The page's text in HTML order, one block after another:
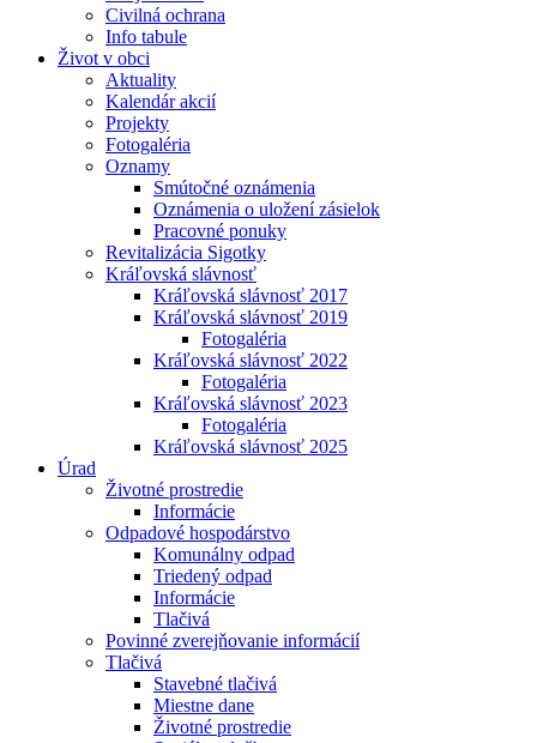
Civilná ochrana
Info tabule
Život v obci
Aktuality
Kalendár akcií
Projekty
Fotogaléria
Oznamy
Smútočné oznámenia
Oznámenia o uložení zásielok
Pracovné ponuky
Revitalizácia Sigotky
Kráľovská slávnosť
Kráľovská slávnosť 2017
Kráľovská slávnosť 2019
Fotogaléria
Kráľovská slávnosť 2022
Fotogaléria
Kráľovská slávnosť 2023
Fotogaléria
Kráľovská slávnosť 2025
Úrad
Životné prostredie
Informácie
Odpadové hospodárstvo
Komunálny odpad
Triedený odpad
Informácie
Tlačivá
Povinné zverejňovanie informácií
Tlačivá
Stavebné tlačivá
Miestne dane
Životné prostredie